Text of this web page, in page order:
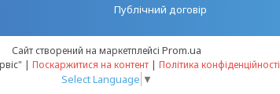
Публічний договір
Сайт створений на маркетплейсі Prom.ua
ООО "ДМД-Сервіс" | Поскаржитися на контент | Політика конфіденційності
Select Language ▼